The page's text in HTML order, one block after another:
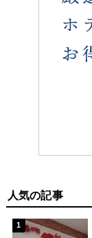
人気の記事